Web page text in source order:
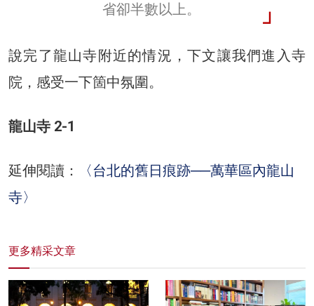
省卻半數以上。
說完了龍山寺附近的情況，下文讓我們進入寺
院，感受一下箇中氛圍。
龍山寺 2-1
延伸閱讀：
〈台北的舊日痕跡──萬華區內龍山
寺〉
更多精采文章